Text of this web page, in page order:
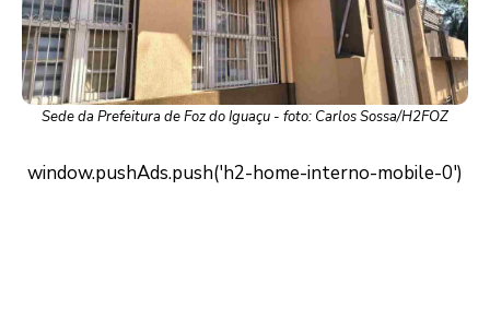
Sede da Prefeitura de Foz do Iguaçu - foto: Carlos Sossa/H2FOZ